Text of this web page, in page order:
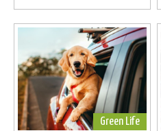
Green Life